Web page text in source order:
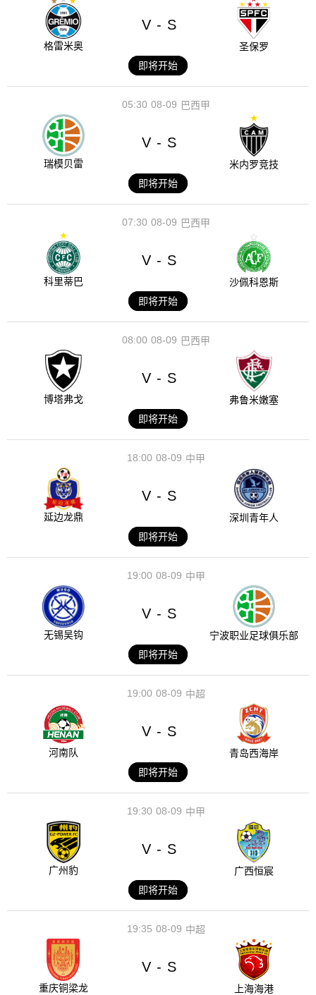
格雷米奥
V - S
圣保罗
即将开始
08-09
05:30 巴西甲
瑞模贝雷
V - S
米内罗竞技
即将开始
08-09
07:30 巴西甲
科里蒂巴
V - S
沙佩科恩斯
即将开始
08-09
08:00 巴西甲
博塔弗戈
V - S
弗鲁米嫩塞
即将开始
08-09
18:00 中甲
延边龙鼎
V - S
深圳青年人
即将开始
08-09
19:00 中甲
无锡吴钩
V - S
宁波职业足球俱乐部
即将开始
08-09
19:00 中超
河南队
V - S
青岛西海岸
即将开始
08-09
19:30 中甲
广州豹
V - S
广西恒宸
即将开始
08-09
19:35 中超
重庆铜梁龙
V - S
上海海港